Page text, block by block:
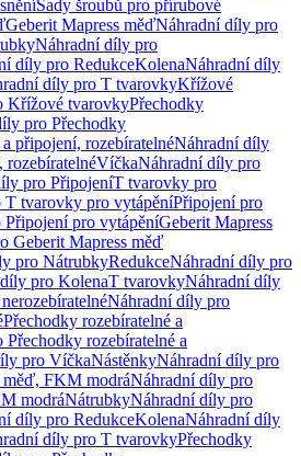
Sady šroubů pro přírubové
Geberit Mapress měďNáhradní díly pro
Náhradní díly pro
díly pro RedukceKolenaNáhradní díly
díly pro T tvarovkyKřížové
Křížové tvarovkyPřechodky
pro Přechodky
připojení, rozebíratelnéNáhradní díly
rozebíratelnéVíčkaNáhradní díly pro
pro PřipojeníT tvarovky pro
tvarovky pro vytápěníPřipojení pro
pro vytápěníGeberit Mapress
Geberit Mapress měď
pro NátrubkyRedukceNáhradní díly pro
pro KolenaT tvarovkyNáhradní díly
Náhradní díly pro
Přechodky rozebíratelné a
rozebíratelné a
pro VíčkaNástěnkyNáhradní díly pro
měď, FKM modráNáhradní díly pro
modráNátrubkyNáhradní díly pro
díly pro RedukceKolenaNáhradní díly
díly pro T tvarovkyPřechodky